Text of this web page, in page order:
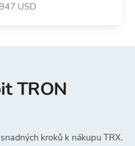
USD
TRON
kroků k nákupu TRX.